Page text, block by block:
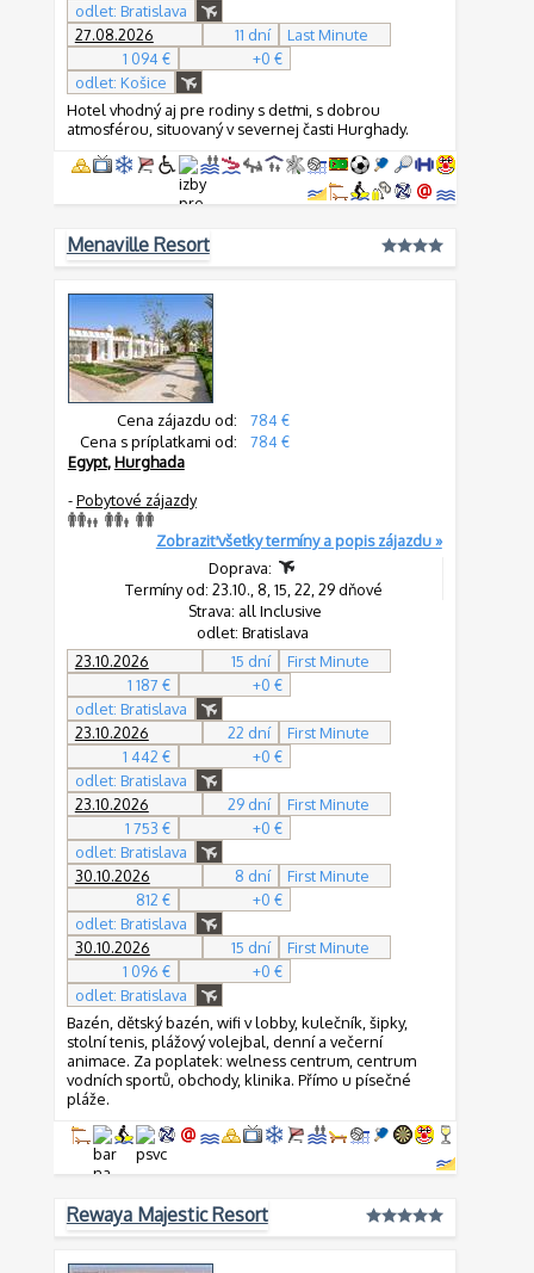
odlet: Bratislava
27.08.2026
11 dní
Last Minute
1 094 €
+0 €
odlet: Košice
Hotel vhodný aj pre rodiny s deťmi, s dobrou
atmosférou, situovaný v severnej časti Hurghady.
Menaville Resort
Cena zájazdu od:
784 €
Cena s príplatkami od:
784 €
Egypt,Hurghada
-Pobytové zájazdy
Zobraziť všetky termíny a popis zájazdu »
Doprava:
Termíny od: 23.10., 8, 15, 22, 29 dňové
Strava: all Inclusive
odlet: Bratislava
23.10.2026
15 dní
First Minute
1 187 €
+0 €
odlet: Bratislava
23.10.2026
22 dní
First Minute
1 442 €
+0 €
odlet: Bratislava
23.10.2026
29 dní
First Minute
1 753 €
+0 €
odlet: Bratislava
30.10.2026
8 dní
First Minute
812 €
+0 €
odlet: Bratislava
30.10.2026
15 dní
First Minute
1 096 €
+0 €
odlet: Bratislava
Bazén, dětský bazén, wifi v lobby, kulečník, šipky,
stolní tenis, plážový volejbal, denní a večerní
animace. Za poplatek: welness centrum, centrum
vodních sportů, obchody, klinika. Přímo u písečné
pláže.
Rewaya Majestic Resort